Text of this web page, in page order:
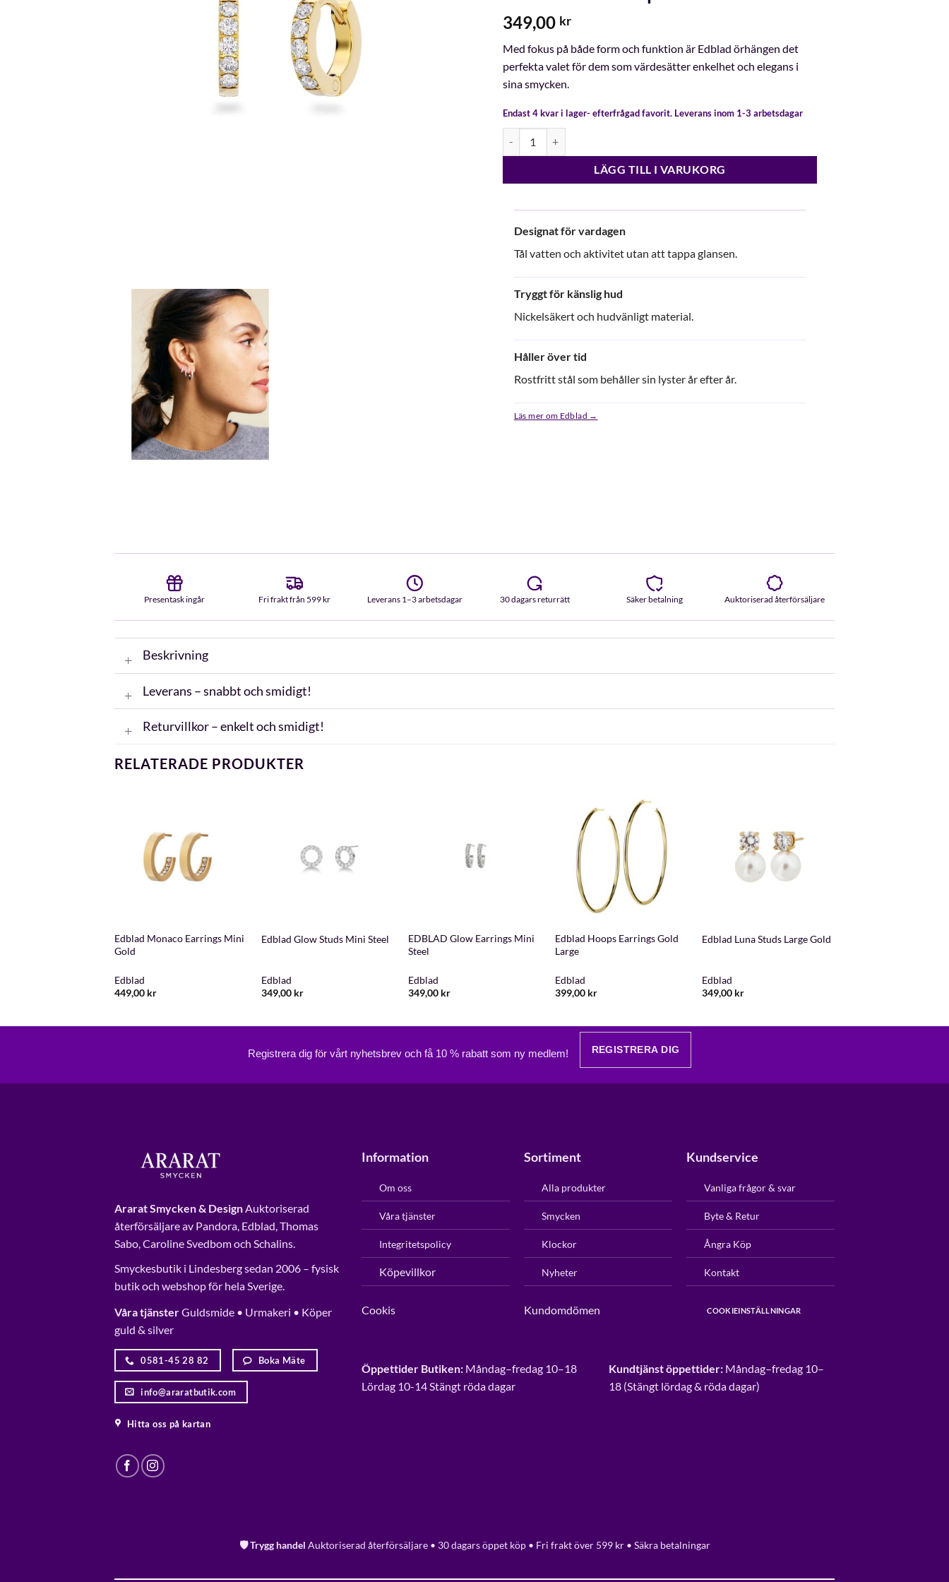
349,00 kr
Med fokus på både form och funktion är Edblad örhängen det
perfekta valet för dem som värdesätter enkelhet och elegans i
sina smycken.
Endast 4 kvar i lager- efterfrågad favorit. Leverans inom 1-3 arbetsdagar
LÄGG TILL I VARUKORG
Designat för vardagen
Tål vatten och aktivitet utan att tappa glansen.
Tryggt för känslig hud
Nickelsäkert och hudvänligt material.
Håller över tid
Rostfritt stål som behåller sin lyster år efter år.
Läs mer om Edblad →
Presentask ingår Fri frakt från 599 kr Leverans 1–3 arbetsdagar 30 dagars returrätt Säker betalning Auktoriserad återförsäljare
Beskrivning
Leverans – snabbt och smidigt!
Returvillkor – enkelt och smidigt!
RELATERADE PRODUKTER
Edblad Monaco Earrings Mini
Gold
Edblad
449,00 kr
Edblad Glow Studs Mini Steel
Edblad
349,00 kr
EDBLAD Glow Earrings Mini
Steel
Edblad
349,00 kr
Edblad Hoops Earrings Gold
Large
Edblad
399,00 kr
Edblad Luna Studs Large Gold
Edblad
349,00 kr
Registrera dig för vårt nyhetsbrev och få 10 % rabatt som ny medlem! REGISTRERA DIG
Ararat Smycken & DesignAuktoriserad
återförsäljare av Pandora, Edblad, Thomas
Sabo, Caroline Svedbom och Schalins.
Smyckesbutik i Lindesberg sedan 2006 – fysisk
butik och webshop för hela Sverige.
Våra tjänsterGuldsmide • Urmakeri • Köper
guld & silver
0581-45 28 82 Boka Mäte
info@araratbutik.com
Hitta oss på kartan
Information
Om oss
Våra tjänster
Integritetspolicy
Köpevillkor
Cookis
Sortiment
Alla produkter
Smycken
Klockor
Nyheter
Kundomdömen
Kundservice
Vanliga frågor & svar
Byte & Retur
Ångra Köp
Kontakt
COOKIEINSTÄLLNINGAR
Öppettider Butiken: Måndag–fredag 10–18
Lördag 10-14 Stängt röda dagar
Kundtjänst öppettider: Måndag–fredag 10–
18 (Stängt lördag & röda dagar)
🛡️ Trygg handel Auktoriserad återförsäljare • 30 dagars öppet köp • Fri frakt över 599 kr • Säkra betalningar